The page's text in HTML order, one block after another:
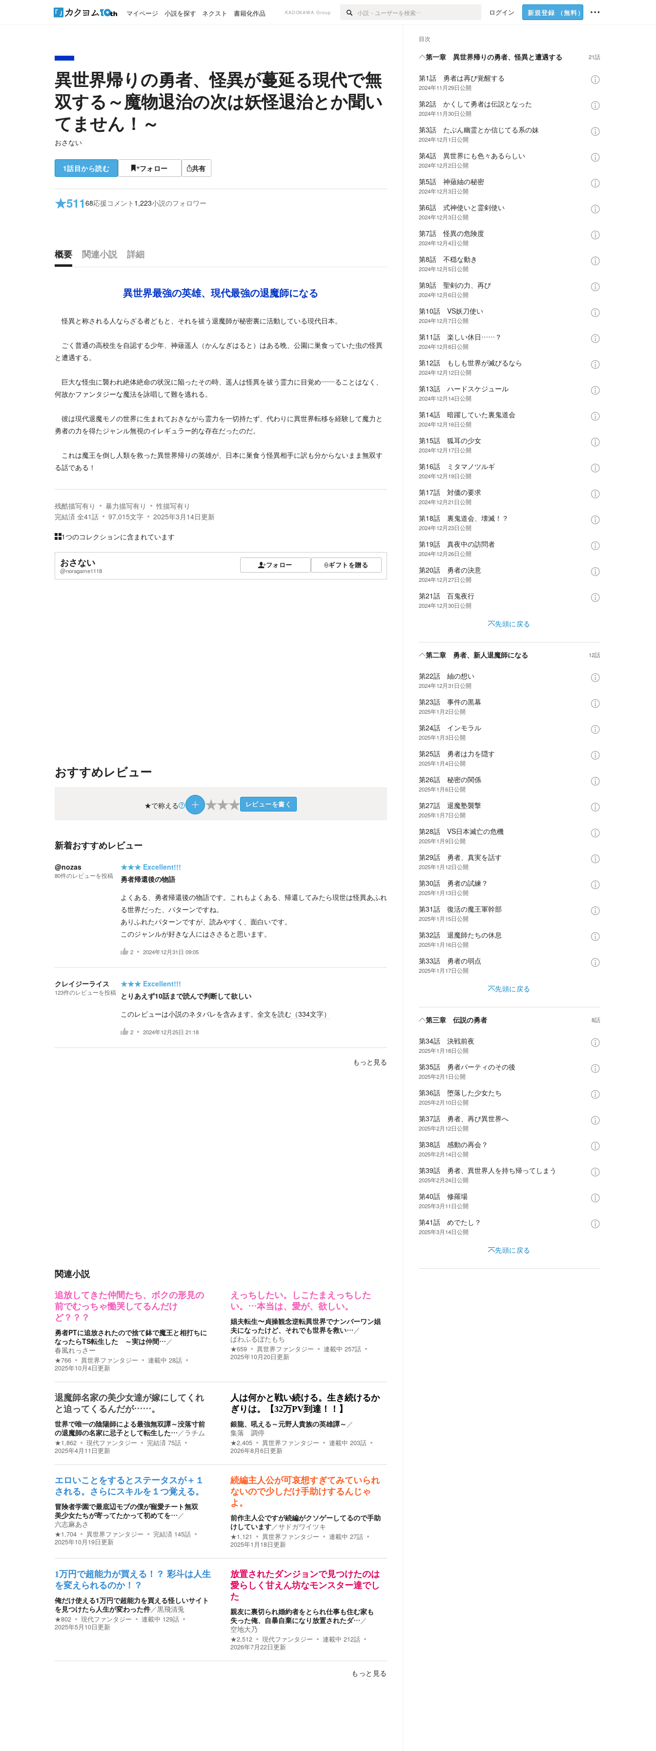
マイページ 小説を探す ネクスト 書籍化作品 KADOKAWA Group ログイン 新規登録 （無料）
異世界帰りの勇者、怪異が蔓延る現代で無
双する～魔物退治の次は妖怪退治とか聞い
てません！～
おさない
1話目から読む フォロー 共有
★511 68応援コメント 1,223小説のフォロワー
概要 関連小説
詳細
異世界最強の英雄、現代最強の退魔師になる
怪異と称される人ならざる者どもと、それを祓う退魔師が秘密裏に活動している現代日本。
ごく普通の高校生を自認する少年、神薙遥人（かんなぎはると）はある晩、公園に巣食っていた虫の怪異
と遭遇する。
巨大な怪虫に襲われ絶体絶命の状況に陥ったその時、遥人は怪異を祓う霊力に目覚め――ることはなく、
何故かファンタジーな魔法を詠唱して難を逃れる。
彼は現代退魔モノの世界に生まれておきながら霊力を一切持たず、代わりに異世界転移を経験して魔力と
勇者の力を得たジャンル無視のイレギュラー的な存在だったのだ。
これは魔王を倒し人類を救った異世界帰りの英雄が、日本に巣食う怪異相手に訳も分からないまま無双す
る話である！
残酷描写有り 暴力描写有り
性描写有り
完結済 全41話 97,015文字 2025年3月14日更新
1つのコレクションに含まれています
おさない
@noragame1118
フォロー ギフトを贈る
おすすめレビュー
★で称える ★★★ レビューを書く
新着おすすめレビュー
@nozas
80件のレビューを投稿
★★★ Excellent!!!
勇者帰還後の物語
よくある、勇者帰還後の物語です。これもよくある、帰還してみたら現世は怪異あふれ
る世界だった、パターンですね。
ありふれたパターンですが、読みやすく、面白いです。
このジャンルが好きな人にはささると思います。
2 2024年12月31日 09:05
クレイジーライス
123件のレビューを投稿
★★★ Excellent!!!
とりあえず10話まで読んで判断して欲しい
このレビューは小説のネタバレを含みます。 全文を読む（334文字）
2 2024年12月25日 21:18
もっと見る
関連小説
追放してきた仲間たち、ボクの形見の
前でむっちゃ慟哭してるんだけ
ど？？？
勇者PTに追放されたので捨て鉢で魔王と相打ちに
なったらTS転生した ～実は仲間…／
春風れっさー
★766 異世界ファンタジー 連載中 28話
2025年10月4日更新
えっちしたい。しこたまえっちした
い。…本当は、愛が、欲しい。
娼夫転生〜貞操観念逆転異世界でナンバーワン娼
夫になったけど、それでも世界を救い…／
ぱわふるぼたもち
★659 異世界ファンタジー 連載中 257話
2025年10月20日更新
退魔師名家の美少女達が嫁にしてくれ
と迫ってくるんだが……。
世界で唯一の陰陽師による最強無双譚～没落寸前
の退魔師の名家に忌子として転生した…／ラチム
★1,862 現代ファンタジー 完結済 75話
2025年4月11日更新
人は何かと戦い続ける。生き続けるか
ぎりは。【32万PV到達！！】
銀龍、吼える～元野人貴族の英雄譚～ ／
集落 調停
★2,405 異世界ファンタジー 連載中 203話
2026年8月6日更新
エロいことをするとステータスが＋１
される。さらにスキルを１つ覚える。
冒険者学園で最底辺モブの僕が寵愛チート無双
美少女たちが寄ってたかって初めてを…／
六志麻あさ
★1,704 異世界ファンタジー 完結済 145話
2025年10月19日更新
続編主人公が可哀想すぎてみていられ
ないので少しだけ手助けするんじゃ
よ。
前作主人公ですが続編がクソゲーしてるので手助
けしています／サドガワイツキ
★1,121 異世界ファンタジー 連載中 27話
2025年1月18日更新
1万円で超能力が買える！？ 彩斗は人生
を変えられるのか！？
俺だけ使える1万円で超能力を買える怪しいサイト
を見つけたら人生が変わった件／黒飛清兎
★802 現代ファンタジー 連載中 129話
2025年5月10日更新
放置されたダンジョンで見つけたのは
愛らしく甘えん坊なモンスター達でし
た
親友に裏切られ婚約者をとられ仕事も住む家も
失った俺、自暴自棄になり放置されたダ…／
空地大乃
★2,512 現代ファンタジー 連載中 212話
2026年7月22日更新
もっと見る
目次
第一章 異世界帰りの勇者、怪異と遭遇する 21話
第1話 勇者は再び覚醒する
2024年11月29日公開
第2話 かくして勇者は伝説となった
2024年11月30日公開
第3話 たぶん幽霊とか信じてる系の妹
2024年12月1日公開
第4話 異世界にも色々あるらしい
2024年12月2日公開
第5話 神薙紬の秘密
2024年12月3日公開
第6話 式神使いと霊剣使い
2024年12月3日公開
第7話 怪異の危険度
2024年12月4日公開
第8話 不穏な動き
2024年12月5日公開
第9話 聖剣の力、再び
2024年12月6日公開
第10話 VS妖刀使い
2024年12月7日公開
第11話 楽しい休日……？
2024年12月8日公開
第12話 もしも世界が滅びるなら
2024年12月12日公開
第13話 ハードスケジュール
2024年12月14日公開
第14話 暗躍していた裏鬼道会
2024年12月16日公開
第15話 狐耳の少女
2024年12月17日公開
第16話 ミタマノツルギ
2024年12月19日公開
第17話 対価の要求
2024年12月21日公開
第18話 裏鬼道会、壊滅！？
2024年12月23日公開
第19話 真夜中の訪問者
2024年12月26日公開
第20話 勇者の決意
2024年12月27日公開
第21話 百鬼夜行
2024年12月30日公開
先頭に戻る
第二章 勇者、新人退魔師になる 12話
第22話 紬の想い
2024年12月31日公開
第23話 事件の黒幕
2025年1月2日公開
第24話 インモラル
2025年1月3日公開
第25話 勇者は力を隠す
2025年1月4日公開
第26話 秘密の関係
2025年1月6日公開
第27話 退魔塾襲撃
2025年1月7日公開
第28話 VS日本滅亡の危機
2025年1月9日公開
第29話 勇者、真実を話す
2025年1月12日公開
第30話 勇者の試練？
2025年1月13日公開
第31話 復活の魔王軍幹部
2025年1月15日公開
第32話 退魔師たちの休息
2025年1月16日公開
第33話 勇者の弱点
2025年1月17日公開
先頭に戻る
第三章 伝説の勇者 8話
第34話 決戦前夜
2025年1月18日公開
第35話 勇者パーティのその後
2025年2月1日公開
第36話 堕落した少女たち
2025年2月10日公開
第37話 勇者、再び異世界へ
2025年2月12日公開
第38話 感動の再会？
2025年2月14日公開
第39話 勇者、異世界人を持ち帰ってしまう
2025年2月24日公開
第40話 修羅場
2025年3月11日公開
第41話 めでたし？
2025年3月14日公開
先頭に戻る